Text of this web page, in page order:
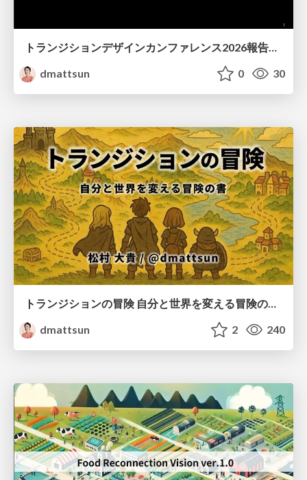
トランジションデザインカンファレンス2026報告会 / Transition Design Conference 2026
dmattsun
0 30
dmattsun
2 240